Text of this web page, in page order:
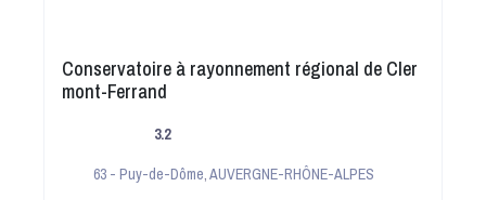
Conservatoire à rayonnement régional de Cler
mont-Ferrand
3.2
63 - Puy-de-Dôme,AUVERGNE-RHÔNE-ALPES